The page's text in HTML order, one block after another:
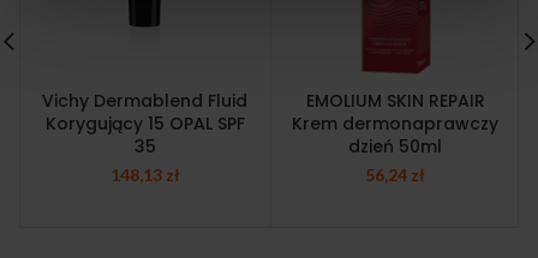
Vichy Dermablend Fluid
Korygujący 15 OPAL SPF
35
148,13 zł
EMOLIUM SKIN REPAIR
Krem dermonaprawczy
dzień 50ml
56,24 zł